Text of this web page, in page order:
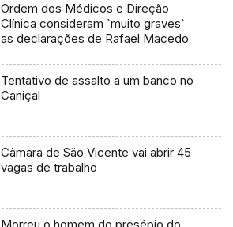
Ordem dos Médicos e Direção
Clínica consideram `muito graves`
as declarações de Rafael Macedo
Tentativo de assalto a um banco no
Caniçal
Câmara de São Vicente vai abrir 45
vagas de trabalho